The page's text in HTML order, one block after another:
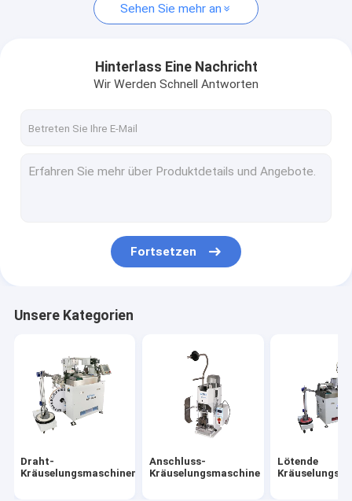
Draht-Kräuselungsmaschinen
Lötende Kräuselungsmaschine
Draht-Ausschnitt und Abisoliermaschine
Bewegungs-Kontrollsysteme
Anschluss-Quetschwerkzeug
Kabelbaum-Spinnmaschine
Draht-Falz-Zug-Prüfvorrichtung
Sehen Sie mehr an
Hinterlass Eine Nachricht
Wir Werden Schnell Antworten
Fortsetzen
Unsere Kategorien
Draht-
Kräuselungsmaschinen
Anschluss-
Kräuselungsmaschine
Lötende